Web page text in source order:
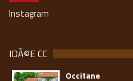
Instagram
IDÃ©E CC
Occitane